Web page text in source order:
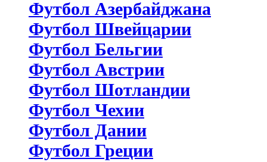
Футбол Азербайджана
Футбол Швейцарии
Футбол Бельгии
Футбол Австрии
Футбол Шотландии
Футбол Чехии
Футбол Дании
Футбол Греции